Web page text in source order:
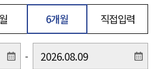
6개월 직접입력
-